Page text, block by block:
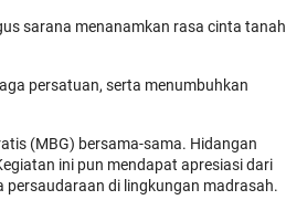
sarana menanamkan rasa cinta tanah
persatuan, serta menumbuhkan
(MBG) bersama-sama. Hidangan
ini pun mendapat apresiasi dari
persaudaraan di lingkungan madrasah.